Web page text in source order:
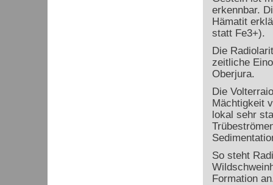
erkennbar.
Hämatit
statt Fe3+).
Die
zeitliche
Oberjura.
Die
Mächtigkeit
lokal sehr
So steht
Formation